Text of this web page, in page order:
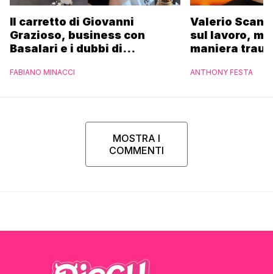
Il carretto di Giovanni
Grazioso, business con
Basalari e i dubbi di
Ferrero”
FABIANO MINACCI
Valerio
sul lavoro,
maniera
ANTHONY FESTA
MOSTRA I
COMMENTI